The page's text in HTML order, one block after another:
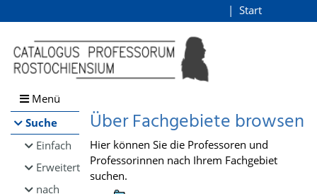
Browsen
direkt zum Inhalt
Start
Menü
Suche
Einfach
Erweitert
nach
Über Fachgebiete browsen
Hier können Sie die Professoren und
Professorinnen nach Ihrem Fachgebiet
suchen.